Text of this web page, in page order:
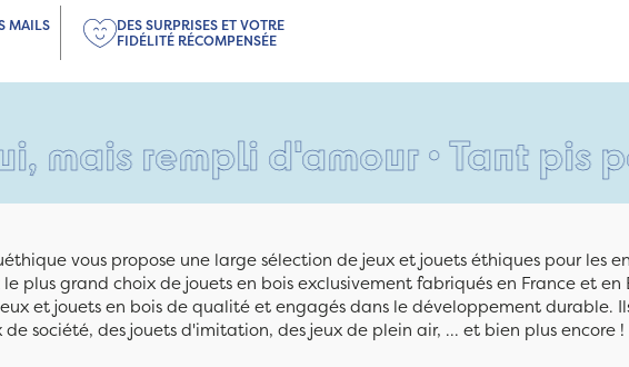
MAILS
DES SURPRISES ET VOTRE
FIDÉLITÉ RÉCOMPENSÉE
d'amour • Tant pis pour vos
vous propose une large sélection de jeux et jouets éthiques pour les
plus grand choix de jouets en bois exclusivement fabriqués en France et
et jouets en bois de qualité et engagés dans le développement durable.
de société, des jouets d'imitation, des jeux de plein air, ... et bien plus encore !